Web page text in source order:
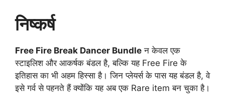
निष्कर्ष
Free Fire Break Dancer Bundle न केवल एक
स्टाइलिश और आकर्षक बंडल है, बल्कि यह Free Fire के
इतिहास का भी अहम हिस्सा है। जिन प्लेयर्स के पास यह बंडल है, वे
इसे गर्व से पहनते हैं क्योंकि यह अब एक Rare item बन चुका है।